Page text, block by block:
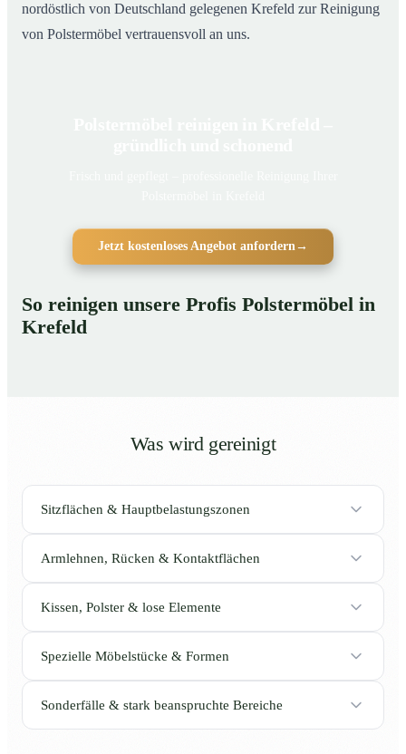
nordöstlich von Deutschland gelegenen Krefeld zur Reinigung
von Polstermöbel vertrauensvoll an uns.
Jetzt kostenloses Angebot anfordern→
So reinigen unsere Profis Polstermöbel in
Krefeld
Was wird gereinigt
Sitzflächen & Hauptbelastungszonen
Armlehnen, Rücken & Kontaktflächen
Kissen, Polster & lose Elemente
Spezielle Möbelstücke & Formen
Sonderfälle & stark beanspruchte Bereiche